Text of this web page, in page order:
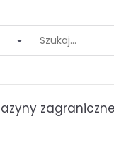
zagraniczne